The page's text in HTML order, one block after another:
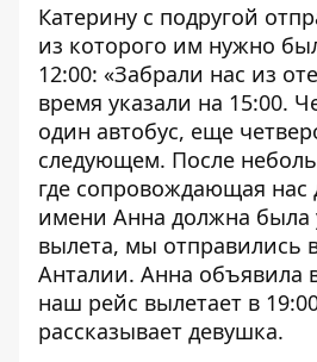
Катерину с подругой
из которого им нужно
12:00: «Забрали нас из
время указали на 15:00.
один автобус, еще
следующем. После
где сопровождающая нас
имени Анна должна была
вылета, мы отправились
Анталии. Анна объявила
наш рейс вылетает в
рассказывает девушка.